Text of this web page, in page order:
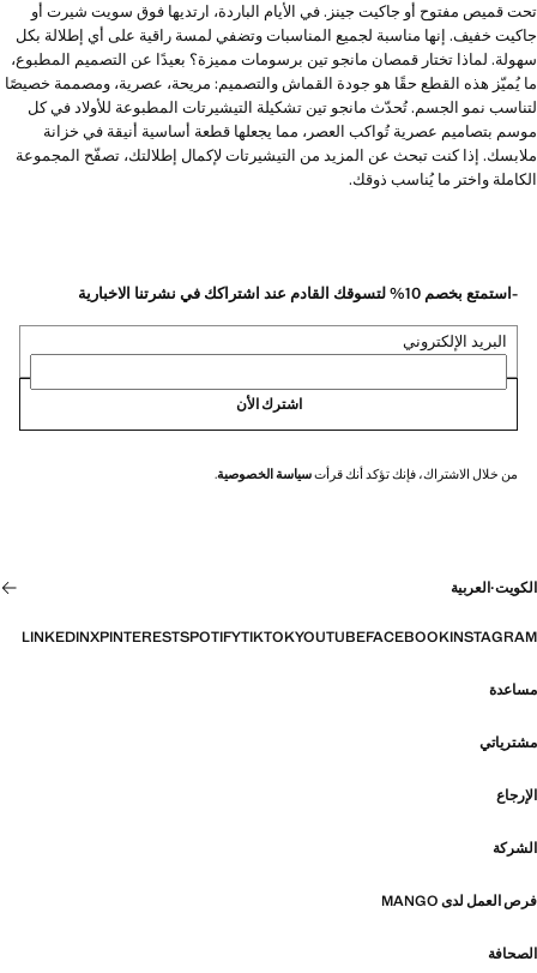
تحت قميص مفتوح أو جاكيت جينز. في الأيام الباردة، ارتديها فوق سويت شيرت أو
جاكيت خفيف. إنها مناسبة لجميع المناسبات وتضفي لمسة راقية على أي إطلالة بكل
سهولة. لماذا تختار قمصان مانجو تين برسومات مميزة؟ بعيدًا عن التصميم المطبوع،
ما يُميّز هذه القطع حقًا هو جودة القماش والتصميم: مريحة، عصرية، ومصممة خصيصًا
لتناسب نمو الجسم. تُحدّث مانجو تين تشكيلة التيشيرتات المطبوعة للأولاد في كل
موسم بتصاميم عصرية تُواكب العصر، مما يجعلها قطعة أساسية أنيقة في خزانة
ملابسك. إذا كنت تبحث عن المزيد من التيشيرتات لإكمال إطلالتك، تصفّح المجموعة
الكاملة واختر ما يُناسب ذوقك.
-استمتع بخصم 10% لتسوقك القادم عند اشتراكك في نشرتنا الاخبارية
البريد الإلكتروني
اشترك الأن
من خلال الاشتراك، فإنك تؤكد أنك قرأتسياسة الخصوصية.
الكويت·العربية
INSTAGRAM
FACEBOOK
YOUTUBE
TIKTOK
SPOTIFY
PINTEREST
X
LINKEDIN
مساعدة
مشترياتي
الإرجاع
الشركة
فرص العمل لدى MANGO
الصحافة